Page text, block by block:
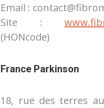
Email :
Site :
(HONcode)
France Parkinson
18, rue des terres